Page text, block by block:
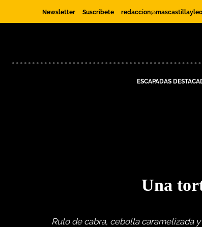
Newsletter Suscríbete
ESCAPADAS
Una
Rulo de cabra, cebolla caramelizada